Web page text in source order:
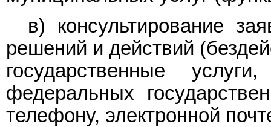
в) консультирование
решений и действий
государственные
федеральных
телефону, электронной